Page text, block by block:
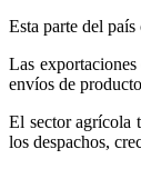
Esta parte del
Las
envíos de
El sector agrícola
los despachos,